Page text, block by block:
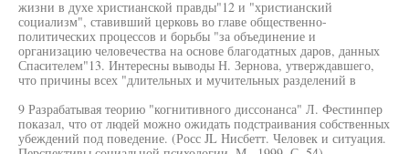
жизни в духе христианской правды"12 и "христианский
социализм", ставивший церковь во главе общественно-
политических процессов и борьбы "за объединение и
организацию человечества на основе благодатных даров, данных
Спасителем"13. Интересны выводы Н. Зернова, утверждавшего,
что причины всех "длительных и мучительных разделений в
9 Разрабатывая теорию "когнитивного диссонанса" Л. Фестинпер
показал, что от людей можно ожидать подстраивания собственных
убеждений под поведение. (Росс JL Нисбетт. Человек и ситуация.